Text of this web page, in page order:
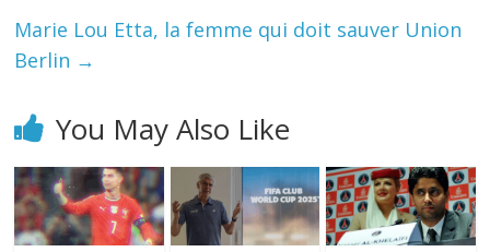
Marie Lou Etta, la femme qui doit sauver Union
Berlin →
You May Also Like